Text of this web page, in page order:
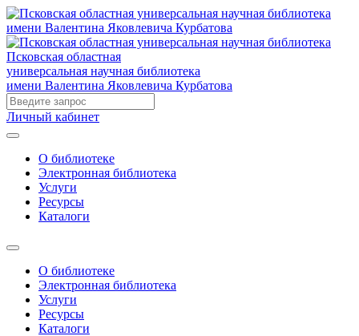
Псковская областная
универсальная научная библиотека
имени Валентина Яковлевича Курбатова
Личный кабинет
О библиотеке
Электронная библиотека
Услуги
Ресурсы
Каталоги
О библиотеке
Электронная библиотека
Услуги
Ресурсы
Каталоги